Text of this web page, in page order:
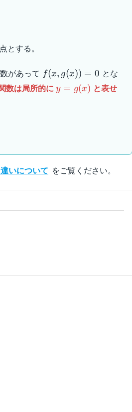
とする。
があって f(x ,
g(x))
= 0
f(x, g(x)) = 0 とな
数は局所的にy =
y = g(x) と表せ
いについて をご覧ください。